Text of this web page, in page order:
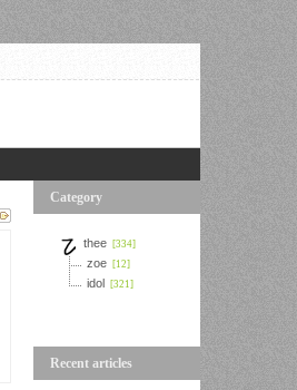
Category
thee [334]
zoe [12]
idol [321]
Recent articles